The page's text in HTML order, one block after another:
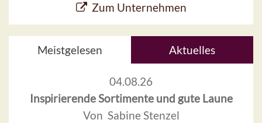
Zum Unternehmen
Meistgelesen Aktuelles
04.08.26
Inspirierende Sortimente und gute Laune
Von Sabine Stenzel